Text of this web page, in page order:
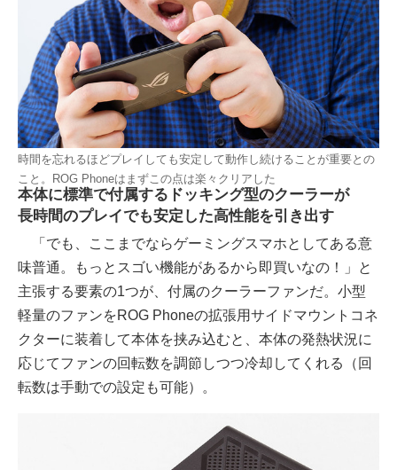
時間を忘れるほどプレイしても安定して動作し続けることが重要との
こと。ROG Phoneはまずこの点は楽々クリアした
本体に標準で付属するドッキング型のクーラーが
長時間のプレイでも安定した高性能を引き出す
「でも、ここまでならゲーミングスマホとしてある意
味普通。もっとスゴい機能があるから即買いなの！」と
主張する要素の1つが、付属のクーラーファンだ。小型
軽量のファンをROG Phoneの拡張用サイドマウントコネ
クターに装着して本体を挟み込むと、本体の発熱状況に
応じてファンの回転数を調節しつつ冷却してくれる（回
転数は手動での設定も可能）。